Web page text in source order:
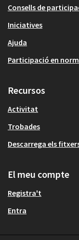
Consells de
Iniciatives
Ajuda
Participació en
Recursos
Activitat
Trobades
Descarrega els
El meu compte
Registra't
Entra